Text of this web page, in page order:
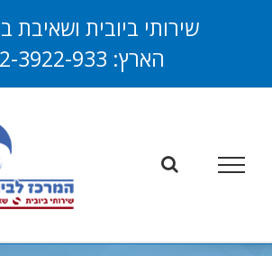
שירותי ביובית ושאיבת
הארץ: 3922-933